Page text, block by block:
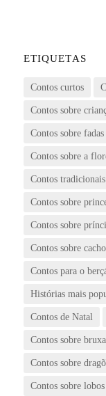
ETIQUETAS
Contos curtos
Contos sobre
Contos sobre fadas
Contos sobre a
Contos tradicionais
Contos sobre
Contos sobre
Contos sobre
Contos para o
Histórias mais
Contos de Natal
Contos sobre
Contos sobre
Contos sobre lobos